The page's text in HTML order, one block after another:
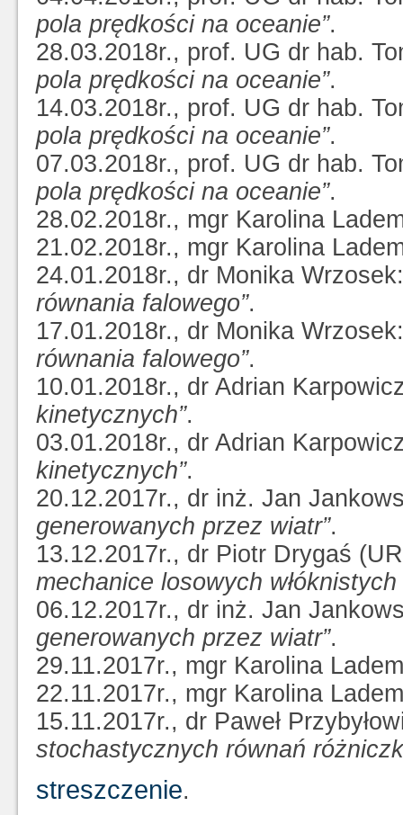
pola prędkości na oceanie”.
28.03.2018r., prof. UG dr hab.
pola prędkości na oceanie”.
14.03.2018r., prof. UG dr hab.
pola prędkości na oceanie”.
07.03.2018r., prof. UG dr hab.
pola prędkości na oceanie”.
28.02.2018r., mgr Karolina
21.02.2018r., mgr Karolina
24.01.2018r., dr Monika
równania falowego”.
17.01.2018r., dr Monika
równania falowego”.
10.01.2018r., dr Adrian
kinetycznych”.
03.01.2018r., dr Adrian
kinetycznych”.
20.12.2017r., dr inż. Jan
generowanych przez wiatr”.
13.12.2017r., dr Piotr Drygaś
mechanice losowych
06.12.2017r., dr inż. Jan
generowanych przez wiatr”.
29.11.2017r., mgr Karolina
22.11.2017r., mgr Karolina
15.11.2017r., dr Paweł
stochastycznych równań
streszczenie.